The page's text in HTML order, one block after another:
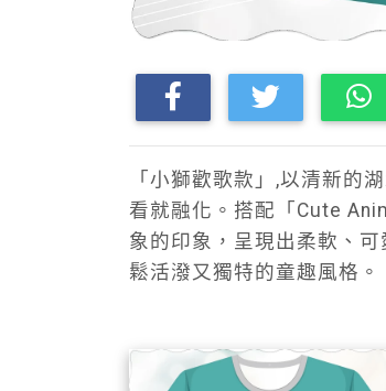
「小獅歡歌款」,以清新的
看就融化。搭配「Cute
象的印象，呈現出柔軟、
鬆活潑又獨特的童趣風格。